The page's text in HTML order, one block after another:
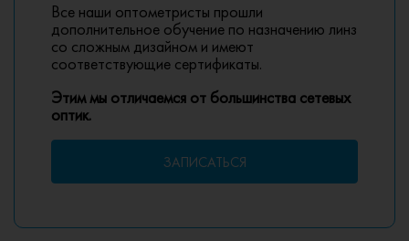
Все наши оптометристы прошли
дополнительное обучение по назначению линз
со сложным дизайном и имеют
соответствующие сертификаты.
Этим мы отличаемся от большинства сетевых
оптик.
ЗАПИСАТЬСЯ